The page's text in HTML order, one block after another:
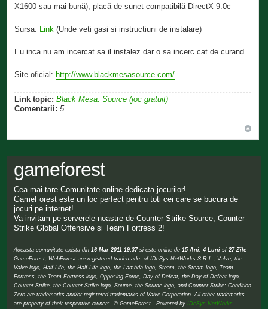
X1600 sau mai bună), placă de sunet compatibilă DirectX 9.0c
Sursa: Link (Unde veti gasi si instructiuni de instalare)
Eu inca nu am incercat sa il instalez dar o sa incerc cat de curand.
Site oficial:http://www.blackmesasource.com/
Link topic: Black Mesa: Source (joc gratuit)
Comentarii: 5
gameforest
Cea mai tare Comunitate online dedicata jocurilor!
GameForest este un loc perfect pentru toti cei care se bucura de
jocuri pe internet!
Va invitam pe serverele noastre de Counter-Strike Source, Counter-
Strike Global Offensive si Team Fortress 2!
Aceasta comunitate exista din16 Mar 2011 19:37si este online de15 Ani, 4 Luni si 27 Zile
GameForest, WebForest are registered trademarks of IDeSys NetWorks S.R.L., Valve, the
Valve logo, Half-Life, the Half-Life logo, the Lambda logo, Steam, the Steam logo, Team
Fortress, the Team Fortress logo, Opposing Force, Day of Defeat, the Day of Defeat logo,
Counter-Strike, the Counter-Strike logo, Source, the Source logo, and Counter-Strike: Condition
Zero are trademarks and/or registered trademarks of Valve Corporation. All other trademarks
are property of their respective owners. © GameForest Powered byIDeSys NetWorks